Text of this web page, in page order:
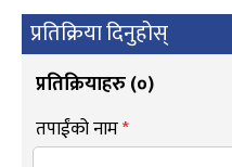
प्रतिक्रिया दिनुहोस्
प्रतिक्रियाहरु (०)
तपाईंको नाम*